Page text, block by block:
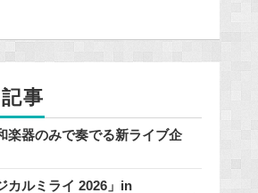
事
楽器のみで奏でる新ライブ企
カルミライ 2026」in